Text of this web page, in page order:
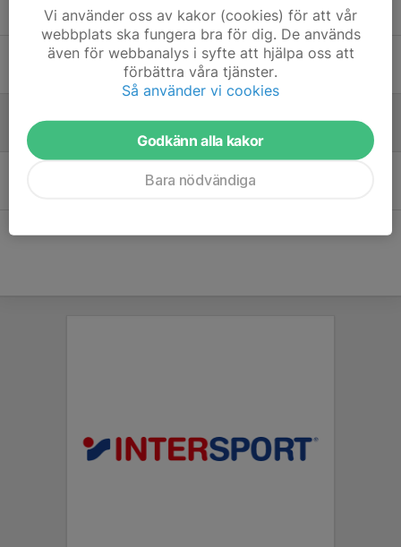
23 apr, 21:32 2
Äntligen fotbollsdags (och föräldramöte)!
14 apr, 14:36 0
0
F-19 Fotbollssäsongen -26
Vi använder oss av kakor (cookies) för att vår
webbplats ska fungera bra för dig. De används
även för webbanalys i syfte att hjälpa oss att
förbättra våra tjänster.
Så använder vi cookies
Godkänn alla kakor
Bara nödvändiga